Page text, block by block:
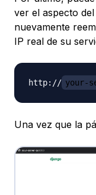
ver el aspecto
nuevamente
IP real de su
http: // your-
Una vez que la